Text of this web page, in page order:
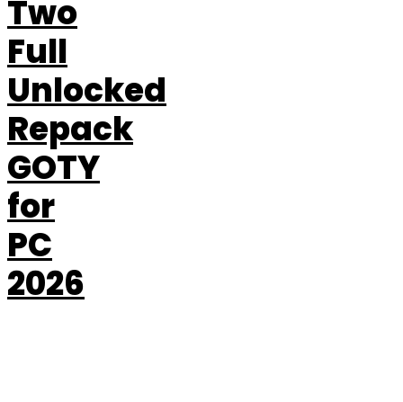
Two
Full
Unlocked
Repack
GOTY
for
PC
2026